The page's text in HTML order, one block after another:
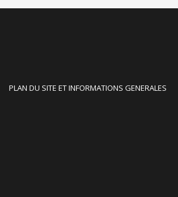
PLAN DU SITE ET INFORMATIONS GENERALES